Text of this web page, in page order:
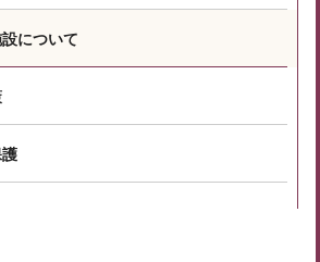
について